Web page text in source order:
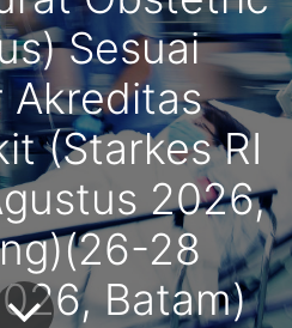
Sesuai
Akreditas
(Starkes RI
2026,
28
Batam)